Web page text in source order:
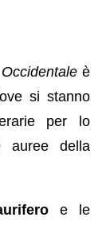
è
si stanno
per lo
auree della
e le